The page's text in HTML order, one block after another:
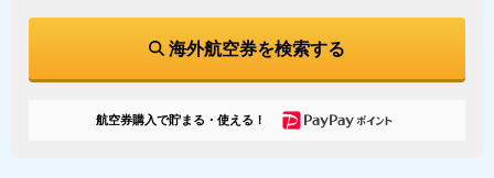
海外航空券を検索する
航空券購入で貯まる・使える！